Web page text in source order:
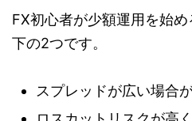
FX初心者が少額運用を始
下の2つです。
スプレッドが広い場合